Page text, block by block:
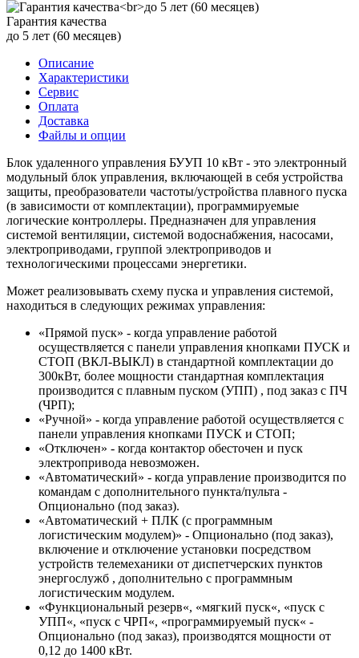
Гарантия качества
до 5 лет (60 месяцев)
Описание
Характеристики
Сервис
Оплата
Доставка
Файлы и опции
Блок удаленного управления БУУП 10 кВт - это электронный
модульный блок управления, включающей в себя устройства
защиты, преобразователи частоты/устройства плавного пуска
(в зависимости от комплектации), программируемые
логические контроллеры. Предназначен для управления
системой вентиляции, системой водоснабжения, насосами,
электроприводами, группой электроприводов и
технологическими процессами энергетики.
Может реализовывать схему пуска и управления системой,
находиться в следующих режимах управления:
«Прямой пуск» - когда управление работой
осуществляется с панели управления кнопками ПУСК и
СТОП (ВКЛ-ВЫКЛ) в стандартной комплектации до
300кВт, более мощности стандартная комплектация
производится с плавным пуском (УПП) , под заказ с ПЧ
(ЧРП);
«Ручной» - когда управление работой осуществляется с
панели управления кнопками ПУСК и СТОП;
«Отключен» - когда контактор обесточен и пуск
электропривода невозможен.
«Автоматический» - когда управление производится по
командам с дополнительного пункта/пульта -
Опционально (под заказ).
«Автоматический + ПЛК (с программным
логистическим модулем)» - Опционально (под заказ),
включение и отключение установки посредством
устройств телемеханики от диспетчерских пунктов
энергослужб , дополнительно с программным
логистическим модулем.
«Функциональный резерв«, «мягкий пуск«, «пуск с
УПП«, «пуск с ЧРП«, «программируемый пуск« -
Опционально (под заказ), производятся мощности от
0,12 до 1400 кВт.